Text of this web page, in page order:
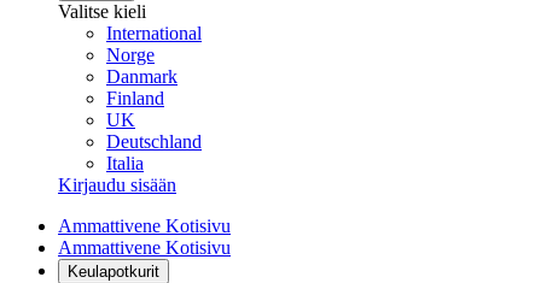
Valitse kieli
International
Norge
Danmark
Finland
UK
Deutschland
Italia
Kirjaudu sisään
Ammattivene Kotisivu
Ammattivene Kotisivu
Keulapotkurit